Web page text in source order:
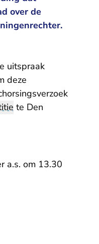
over de
uitspraak
deze
te Den
a.s. om 13.30